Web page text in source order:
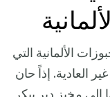
الألمانية التي
العادية. إذاً حان